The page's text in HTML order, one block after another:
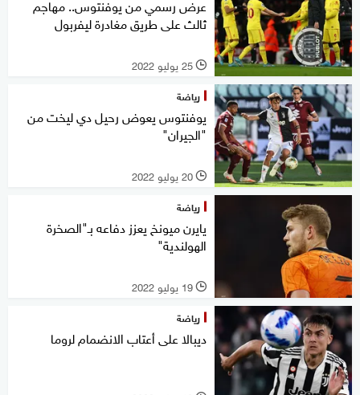
عرض رسمي من يوفنتوس.. مهاجم
ثالث على طريق مغادرة ليفربول
l 25 يوليو 2022
رياضة
يوفنتوس يعوض رحيل دي ليخت من
"الجيران"
l 20 يوليو 2022
رياضة
يايرن ميونخ يعزز دفاعه بـ"الصخرة
الهولندية"
l 19 يوليو 2022
رياضة
ديبالا على أعتاب الانضمام لروما